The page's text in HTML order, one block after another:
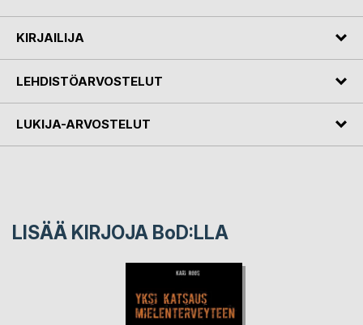
KIRJAILIJA
LEHDISTÖARVOSTELUT
LUKIJA-ARVOSTELUT
LISÄÄ KIRJOJA BoD:LLA